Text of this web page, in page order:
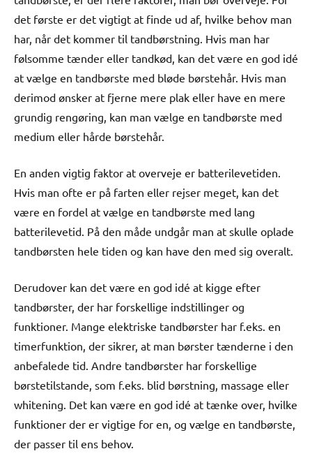
det første er det vigtigt at finde ud af, hvilke behov man
har, når det kommer til tandbørstning. Hvis man har
følsomme tænder eller tandkød, kan det være en god idé
at vælge en tandbørste med bløde børstehår. Hvis man
derimod ønsker at fjerne mere plak eller have en mere
grundig rengøring, kan man vælge en tandbørste med
medium eller hårde børstehår.
En anden vigtig faktor at overveje er batterilevetiden.
Hvis man ofte er på farten eller rejser meget, kan det
være en fordel at vælge en tandbørste med lang
batterilevetid. På den måde undgår man at skulle oplade
tandbørsten hele tiden og kan have den med sig overalt.
Derudover kan det være en god idé at kigge efter
tandbørster, der har forskellige indstillinger og
funktioner. Mange elektriske tandbørster har f.eks. en
timerfunktion, der sikrer, at man børster tænderne i den
anbefalede tid. Andre tandbørster har forskellige
børstetilstande, som f.eks. blid børstning, massage eller
whitening. Det kan være en god idé at tænke over, hvilke
funktioner der er vigtige for en, og vælge en tandbørste,
der passer til ens behov.